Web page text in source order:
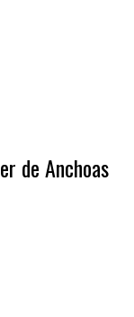
de Anchoas